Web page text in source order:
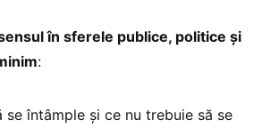
în sferele publice, politice și
:
se întâmple și ce nu trebuie să se